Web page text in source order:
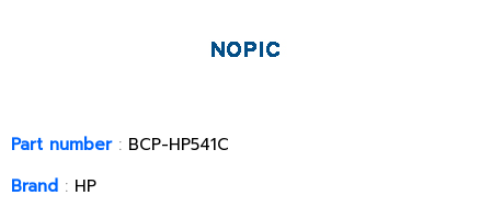
Part number: BCP-HP541C
Brand : HP